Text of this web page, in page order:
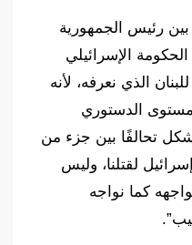
رئيس الجمهورية
الإسرائيلي
الذي نعرفه، لأنه
الدستوري
تحالفًا بين جزء من
لقتلنا، وليس
كما نواجه